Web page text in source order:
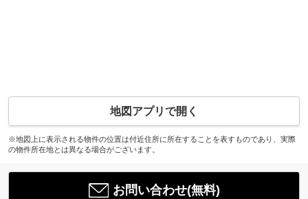
地図アプリで開く
※地図上に表示される物件の位置は付近住所に所在することを表すものであり、実際
の物件所在地とは異なる場合がございます。
お問い合わせ(無料)